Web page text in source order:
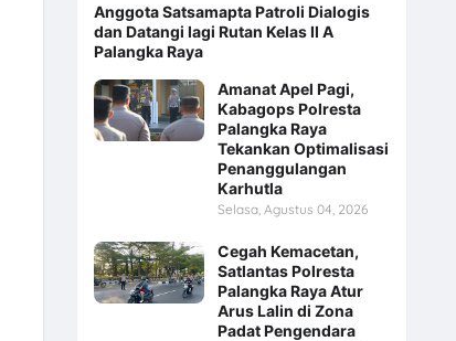
Anggota Satsamapta Patroli Dialogis
dan Datangi lagi Rutan Kelas II A
Palangka Raya
Amanat Apel Pagi,
Kabagops Polresta
Palangka Raya
Tekankan Optimalisasi
Penanggulangan
Karhutla
Selasa, Agustus 04, 2026
Cegah Kemacetan,
Satlantas Polresta
Palangka Raya Atur
Arus Lalin di Zona
Padat Pengendara